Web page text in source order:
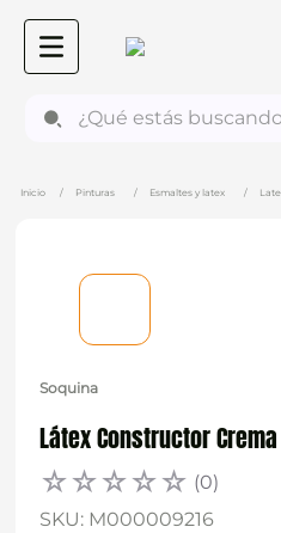
Pinturas Esmaltes y latex
Soquina
Látex Constructor Crema
☆☆☆☆☆ (0)
SKU: M000009216